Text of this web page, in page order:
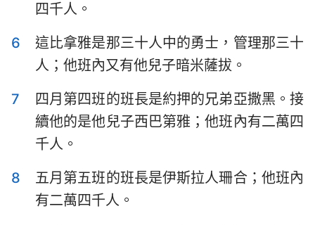
哈巴谷書 西番雅書
瑪拉基書
四千人。
6
這比拿雅是那三十人中的勇士，管理那三十
人；他班內又有他兒子暗米薩拔。
7
四月第四班的班長是約押的兄弟亞撒黑。接
續他的是他兒子西巴第雅；他班內有二萬四
千人。
8
五月第五班的班長是伊斯拉人珊合；他班內
有二萬四千人。